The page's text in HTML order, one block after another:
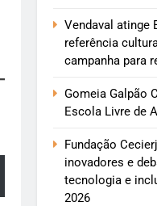
Vendaval atinge
referência
campanha para
Gomeia Galpão
Escola Livre de
Fundação
inovadores e
tecnologia e
2026